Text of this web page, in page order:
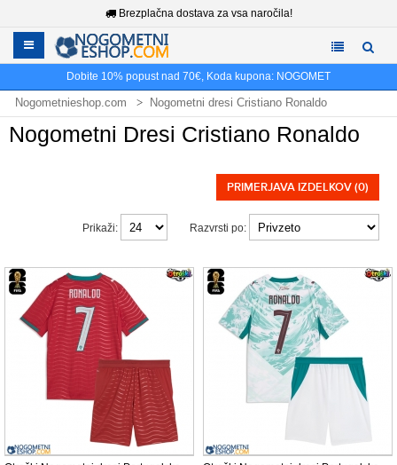
Brezplačna dostava za vsa naročila!
Dobite 10% popust nad 70€, Koda kupona: NOGOMET
Nogometnieshop.com Nogometni dresi Cristiano Ronaldo
Nogometni Dresi Cristiano Ronaldo
PRIMERJAVA IZDELKOV (0)
Razvrsti po:
Prikaži: